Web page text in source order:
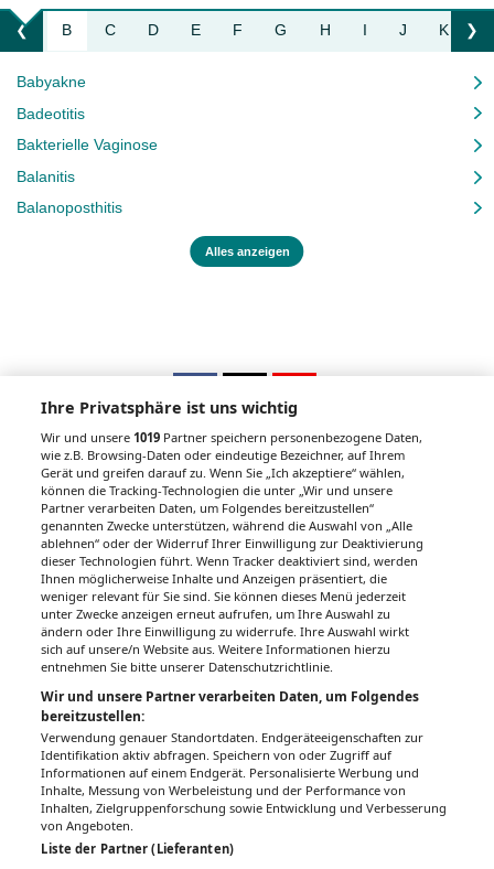
❮Liste nach links bewegen
A B C D E F G H I J K ❯
Babyakne
Badeotitis
Bakterielle Vaginose
Balanitis
Balanoposthitis
Alles anzeigen
Unsere Wochenzeitungen
Gesundheitsseiten
Hier finden Sie die aktuelle Ausgabe der
Gesundheitsberichterstattung in den 120
Wochenzeitungen der RegionalMedien
Austria sowie ein Archiv der vergangenen
Ausgaben.
Ihre Privatsphäre ist uns wichtig
Wir und unsere1019 Partner speichern personenbezogene Daten,
wie z.B. Browsing-Daten oder eindeutige Bezeichner, auf Ihrem
Gerät und greifen darauf zu. Wenn Sie „Ich akzeptiere“ wählen,
können die Tracking-Technologien die unter „Wir und unsere
Partner verarbeiten Daten, um Folgendes bereitzustellen“
genannten Zwecke unterstützen, während die Auswahl von „Alle
ablehnen“ oder der Widerruf Ihrer Einwilligung zur Deaktivierung
dieser Technologien führt. Wenn Tracker deaktiviert sind, werden
Ihnen möglicherweise Inhalte und Anzeigen präsentiert, die
weniger relevant für Sie sind. Sie können dieses Menü jederzeit
unter Zwecke anzeigen erneut aufrufen, um Ihre Auswahl zu
ändern oder Ihre Einwilligung zu widerrufe. Ihre Auswahl wirkt
sich auf unsere/n Website aus. Weitere Informationen hierzu
entnehmen Sie bitte unserer Datenschutzrichtlinie.
Wir und unsere Partner verarbeiten Daten, um Folgendes
bereitzustellen:
Verwendung genauer Standortdaten. Endgeräteeigenschaften zur
Identifikation aktiv abfragen. Speichern von oder Zugriff auf
Informationen auf einem Endgerät. Personalisierte Werbung und
Inhalte, Messung von Werbeleistung und der Performance von
Inhalten, Zielgruppenforschung sowie Entwicklung und Verbesserung
von Angeboten.
Liste der Partner (Lieferanten)